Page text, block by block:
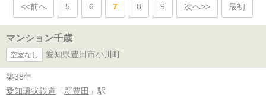
<<前へ 5 6 7 8 9 次へ>> 最初
マンション千歳
空室なし 愛知県豊田市小川町
築38年
愛知環状鉄道 「 新豊田 」駅